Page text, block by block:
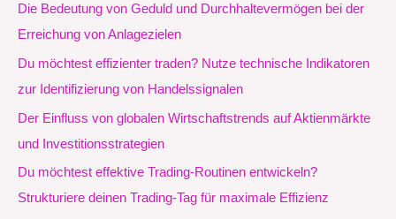
Die Bedeutung von Geduld und Durchhaltevermögen bei der
Erreichung von Anlagezielen
Du möchtest effizienter traden? Nutze technische Indikatoren
zur Identifizierung von Handelssignalen
Der Einfluss von globalen Wirtschaftstrends auf Aktienmärkte
und Investitionsstrategien
Du möchtest effektive Trading-Routinen entwickeln?
Strukturiere deinen Trading-Tag für maximale Effizienz